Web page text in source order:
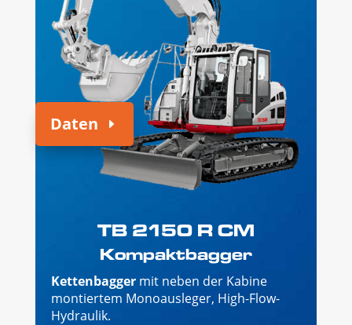
TB 2150 R CM
Kompaktbagger
Kettenbaggermit neben der Kabine
montiertem Monoausleger, High-Flow-
Hydraulik.
Daten